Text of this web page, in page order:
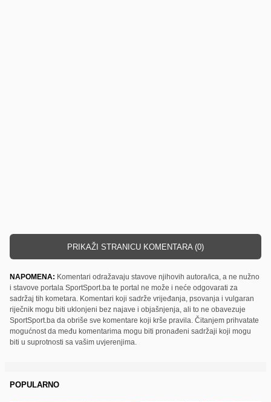
PRIKAŽI STRANICU KOMENTARA (0)
NAPOMENA: Komentari odražavaju stavove njihovih autora/ica, a ne nužno
i stavove portala SportSport.ba te portal ne može i neće odgovarati za
sadržaj tih kometara. Komentari koji sadrže vrijeđanja, psovanja i vulgaran
riječnik mogu biti uklonjeni bez najave i objašnjenja, ali to ne obavezuje
SportSport.ba da obriše sve komentare koji krše pravila. Čitanjem prihvatate
mogućnost da među komentarima mogu biti pronađeni sadržaji koji mogu
biti u suprotnosti sa vašim uvjerenjima.
POPULARNO